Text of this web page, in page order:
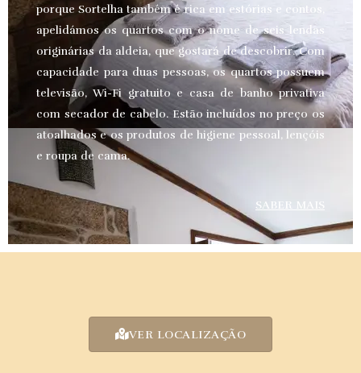
porque Sortelha também é rica em estórias e contos,
apelidámos os quartos com o nome de seis lendas
originárias da aldeia, que gostará de descobrir. Com
capacidade para duas pessoas, os quartos possuem
televisão, Wi-Fi gratuito e casa de banho privativa
com secador de cabelo. Estão incluídos no preço os
atoalhados e os produtos de higiene pessoal, lençóis
e roupa de cama.
SABER MAIS
VER LOCALIZAÇÃO